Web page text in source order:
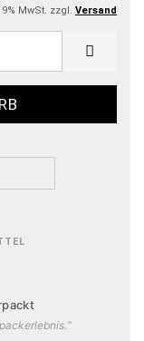
MwSt. zzgl. Versand